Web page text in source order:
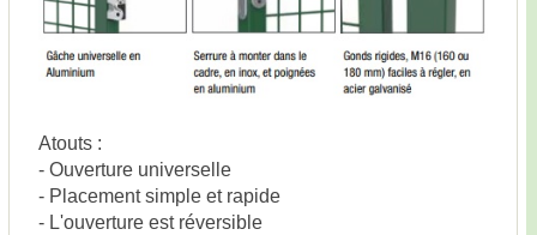
Atouts :
- Ouverture universelle
- Placement simple et rapide
- L'ouverture est réversible